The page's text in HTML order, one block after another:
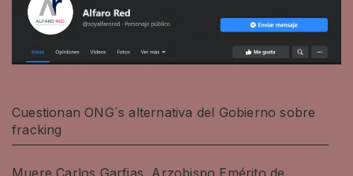
Cuestionan ONG´s alternativa del Gobierno sobre
fracking